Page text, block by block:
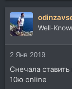
а
к
ц
и
и
:
Well-
2 Янв 2019
Снечала
10ю online